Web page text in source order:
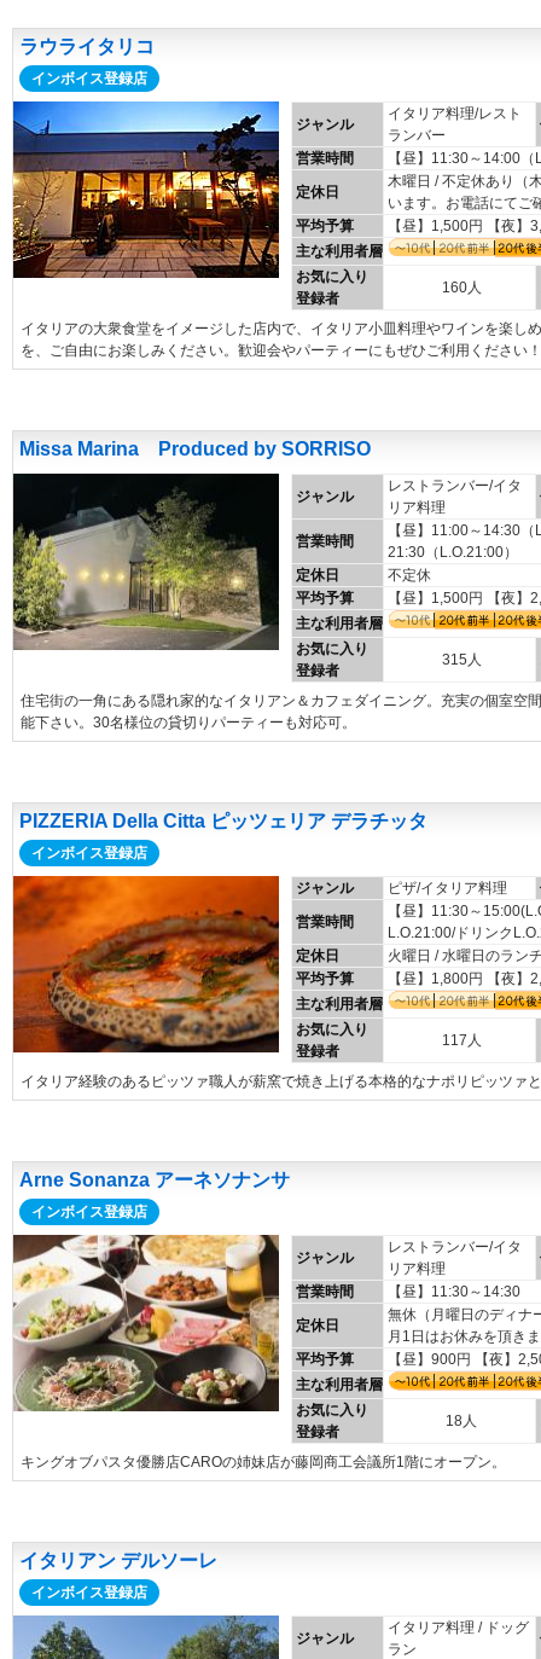
ラウライタリコ
インボイス登録店
ジャンル
イタリア料理/レスト
ランバー
営業時間
【昼】11:30～14:00
定休日
木曜日 / 不定休あり（
います。お電話にてご
平均予算
【昼】1,500円 【夜】
主な利用者層
お気に入り
登録者
160人
イタリアの大衆食堂をイメージした店内で、イタリア小皿料理やワインを楽し
を、ご自由にお楽しみください。歓迎会やパーティーにもぜひご利用ください！
Missa Marina Produced by SORRISO
ジャンル
レストランバー/イタ
リア料理
営業時間
【昼】11:00～14:30
21:30（L.O.21:00）
定休日
不定休
平均予算
【昼】1,500円 【夜】
主な利用者層
お気に入り
登録者
315人
住宅街の一角にある隠れ家的なイタリアン＆カフェダイニング。充実の個室空
能下さい。30名様位の貸切りパーティーも対応可。
PIZZERIA Della Citta ピッツェリア デラチッタ
インボイス登録店
ジャンル ピザ/イタリア料理
営業時間
【昼】11:30～
L.O.21:00/ドリンク
定休日
火曜日 / 水曜日のラン
平均予算
【昼】1,800円 【夜】
主な利用者層
お気に入り
登録者
117人
イタリア経験のあるピッツァ職人が薪窯で焼き上げる本格的なナポリピッツァ
Arne Sonanza アーネソナンサ
インボイス登録店
ジャンル
レストランバー/イタ
リア料理
営業時間
【昼】11:30～14:30
定休日
無休（月曜日のディ
月1日はお休みを頂き
平均予算
【昼】900円 【夜】
主な利用者層
お気に入り
登録者
18人
キングオブパスタ優勝店CAROの姉妹店が藤岡商工会議所1階にオープン。
イタリアン デルソーレ
インボイス登録店
ジャンル
イタリア料理 / ドッグ
ラン